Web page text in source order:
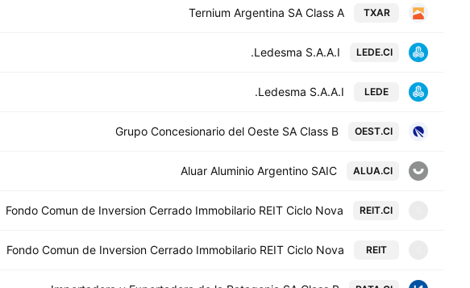
TXAR
Ternium Argentina SA Class A
LEDE.CI
Ledesma S.A.A.I.
LEDE
Ledesma S.A.A.I.
OEST.CI
Grupo Concesionario del Oeste SA Class B
ALUA.CI
Aluar Aluminio Argentino SAIC
REIT.CI
Fondo Comun de Inversion Cerrado Immobilario REIT Ciclo Nova
REIT
Fondo Comun de Inversion Cerrado Immobilario REIT Ciclo Nova